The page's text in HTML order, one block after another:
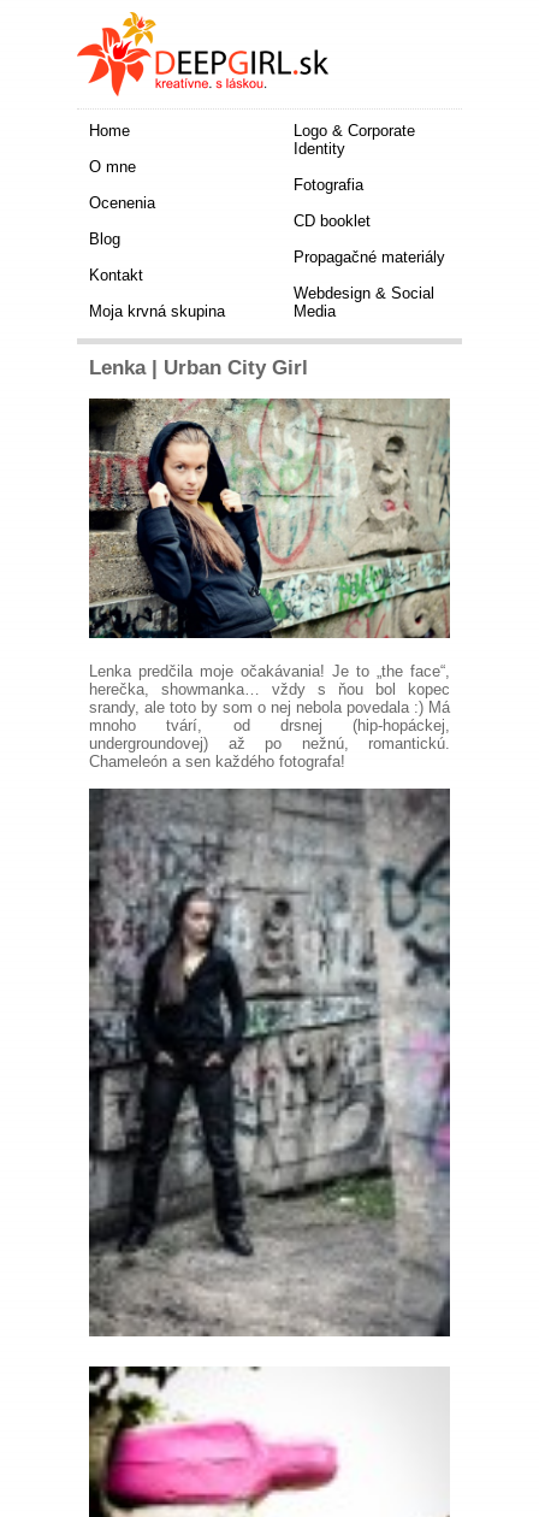
Home
O mne
Ocenenia
Blog
Kontakt
Moja krvná skupina
Logo & Corporate
Identity
Fotografia
CD booklet
Propagačné materiály
Webdesign & Social
Media
Lenka | Urban City Girl
Lenka predčila moje očakávania! Je to „the face“,
herečka, showmanka… vždy s ňou bol kopec
srandy, ale toto by som o nej nebola povedala :) Má
mnoho tvárí, od drsnej (hip-hopáckej,
undergroundovej) až po nežnú, romantickú.
Chameleón a sen každého fotografa!